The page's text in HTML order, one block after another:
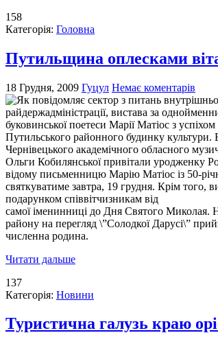
158
Категорія: Головна
Путильщина оплесками
18 Грудня, 2009 Гуцул Немає коментарів
Як повідомляє сектор з питань
райдержадміністрації, вистава за
буковинської поетеси Марії Матіос з
Путильського районного будинку культури.
Чернівецького академічного обласного
Ольги Кобилянської привітали уродженку
відому письменницю Марію Матіос із 50-
святкуватиме завтра, 19 грудня. Крім того,
подарунком співвітчизникам від
самої іменинниці до Дня Святого Миколая.
району на перегляд \”Солодкої Дарусі\”
численна родина.
Читати дальше
137
Категорія: Новини
Туристична галузь краю